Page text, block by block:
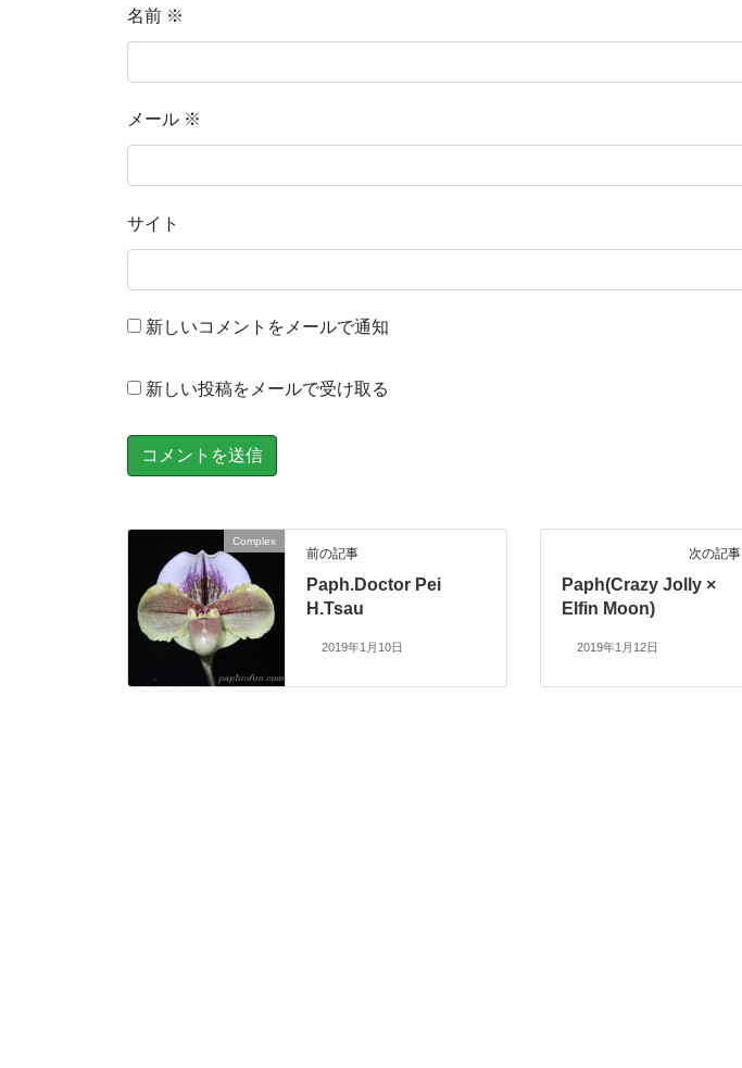
名前 ※
メール ※
サイト
新しいコメントをメールで通知
新しい投稿をメールで受け取る
Complex
前の記事
Paph.Doctor Pei
H.Tsau
2019年1月10日
次の記事
Paph(Crazy Jolly ×
Elfin Moon)
2019年1月12日